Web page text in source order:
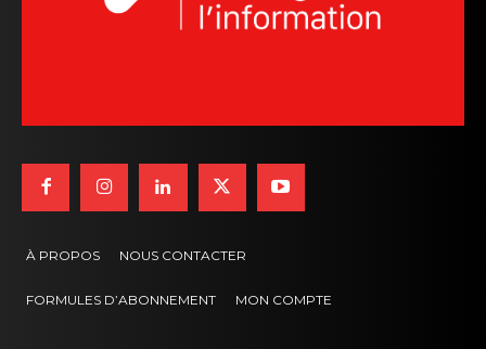
À PROPOS NOUS CONTACTER
FORMULES D’ABONNEMENT MON COMPTE